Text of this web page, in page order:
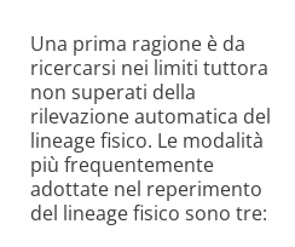
Una prima ragione è da
ricercarsi nei limiti tuttora
non superati della
rilevazione automatica del
lineage fisico. Le modalità
più frequentemente
adottate nel reperimento
del lineage fisico sono tre: